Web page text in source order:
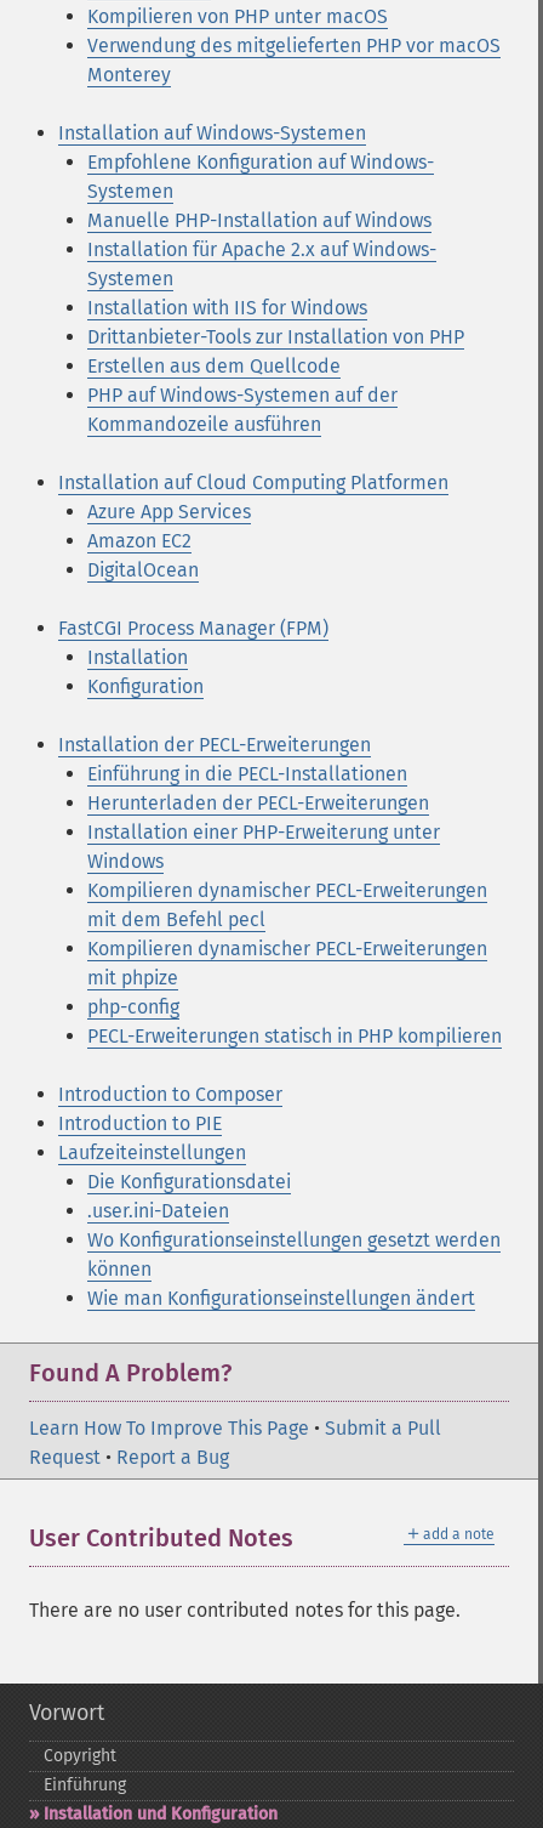
Kompilieren von PHP unter macOS
Verwendung des mitgelieferten PHP vor macOS
Monterey
Installation auf Windows-Systemen
Empfohlene Konfiguration auf Windows-
Systemen
Manuelle PHP-Installation auf Windows
Installation für Apache 2.x auf Windows-
Systemen
Installation with IIS for Windows
Drittanbieter-Tools zur Installation von PHP
Erstellen aus dem Quellcode
PHP auf Windows-Systemen auf der
Kommandozeile ausführen
Installation auf Cloud Computing Platformen
Azure App Services
Amazon EC2
DigitalOcean
FastCGI Process Manager (FPM)
Installation
Konfiguration
Installation der PECL-Erweiterungen
Einführung in die PECL-Installationen
Herunterladen der PECL-Erweiterungen
Installation einer PHP-Erweiterung unter
Windows
Kompilieren dynamischer PECL-Erweiterungen
mit dem Befehl pecl
Kompilieren dynamischer PECL-Erweiterungen
mit phpize
php-config
PECL-Erweiterungen statisch in PHP kompilieren
Introduction to Composer
Introduction to PIE
Laufzeiteinstellungen
Die Konfigurationsdatei
.user.ini-Dateien
Wo Konfigurationseinstellungen gesetzt werden
können
Wie man Konfigurationseinstellungen ändert
Found A Problem?
Learn How To Improve This Page • Submit a Pull
Request • Report a Bug
＋ add a note
User Contributed Notes
There are no user contributed notes for this page.
Vorwort
Copyright
Einführung
Installation und Konfiguration